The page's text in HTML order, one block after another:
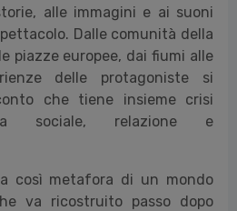
alle immagini e ai suoni
Dalle comunità della
piazze europee, dai fiumi alle
delle protagoniste si
che tiene insieme crisi
sociale, relazione e
così metafora di un mondo
va ricostruito passo dopo